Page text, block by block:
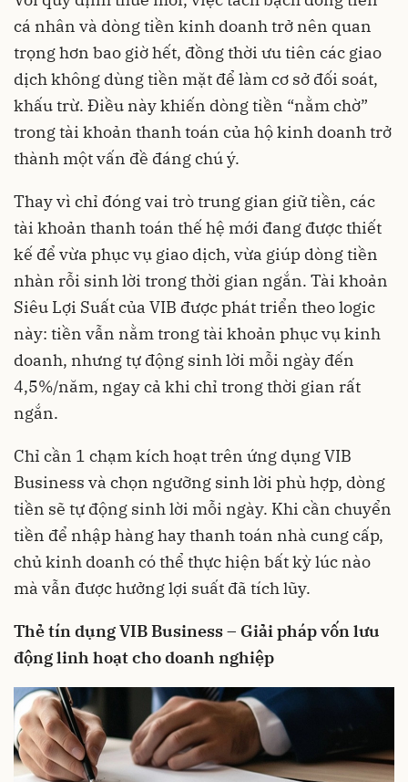
cá nhân và dòng tiền kinh doanh trở nên quan
trọng hơn bao giờ hết, đồng thời ưu tiên các giao
dịch không dùng tiền mặt để làm cơ sở đối soát,
khấu trừ. Điều này khiến dòng tiền “nằm chờ”
trong tài khoản thanh toán của hộ kinh doanh trở
thành một vấn đề đáng chú ý.
Thay vì chỉ đóng vai trò trung gian giữ tiền, các
tài khoản thanh toán thế hệ mới đang được thiết
kế để vừa phục vụ giao dịch, vừa giúp dòng tiền
nhàn rỗi sinh lời trong thời gian ngắn. Tài khoản
Siêu Lợi Suất của VIB được phát triển theo logic
này: tiền vẫn nằm trong tài khoản phục vụ kinh
doanh, nhưng tự động sinh lời mỗi ngày đến
4,5%/năm, ngay cả khi chỉ trong thời gian rất
ngắn.
Chỉ cần 1 chạm kích hoạt trên ứng dụng VIB
Business và chọn ngưỡng sinh lời phù hợp, dòng
tiền sẽ tự động sinh lời mỗi ngày. Khi cần chuyển
tiền để nhập hàng hay thanh toán nhà cung cấp,
chủ kinh doanh có thể thực hiện bất kỳ lúc nào
mà vẫn được hưởng lợi suất đã tích lũy.
Thẻ tín dụng VIB Business – Giải pháp vốn lưu
động linh hoạt cho doanh nghiệp